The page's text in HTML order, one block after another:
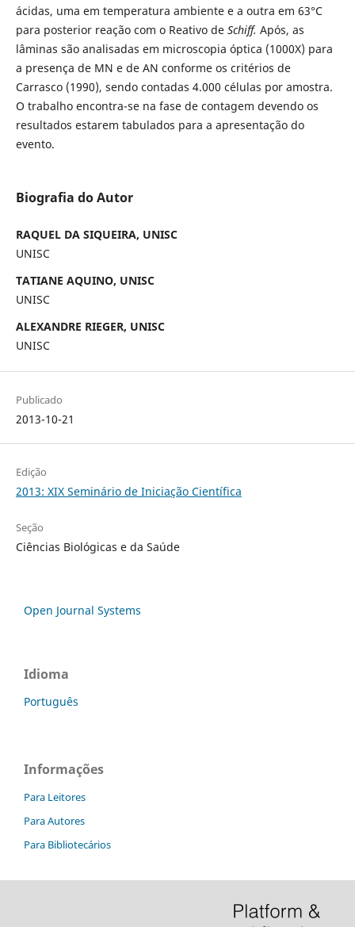
ácidas, uma em temperatura ambiente e a outra em 63°C
para posterior reação com o Reativo de Schiff. Após, as
lâminas são analisadas em microscopia óptica (1000X) para
a presença de MN e de AN conforme os critérios de
Carrasco (1990), sendo contadas 4.000 células por amostra.
O trabalho encontra-se na fase de contagem devendo os
resultados estarem tabulados para a apresentação do
evento.
Biografia do Autor
RAQUEL DA SIQUEIRA, UNISC
UNISC
TATIANE AQUINO, UNISC
UNISC
ALEXANDRE RIEGER, UNISC
UNISC
Publicado
2013-10-21
Edição
2013: XIX Seminário de Iniciação Científica
Seção
Ciências Biológicas e da Saúde
Open Journal Systems
Idioma
Português
Informações
Para Leitores
Para Autores
Para Bibliotecários